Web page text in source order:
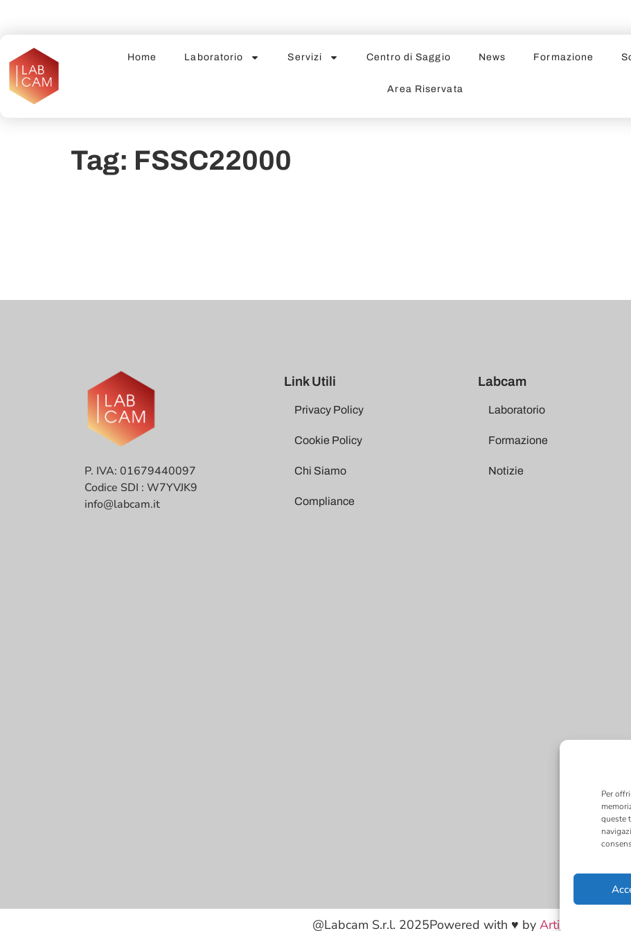
Per
queste
Home Laboratorio Servizi Centro di Saggio News Formazione
Area Riservata
Tag: FSSC22000
P. IVA: 01679440097
Codice SDI : W7YVJK9
info@labcam.it
Link Utili
Privacy Policy
Cookie Policy
Chi Siamo
Compliance
Labcam
Laboratorio
Formazione
Notizie
@Labcam S.r.l. 2025Powered with ♥ by Artinformatica